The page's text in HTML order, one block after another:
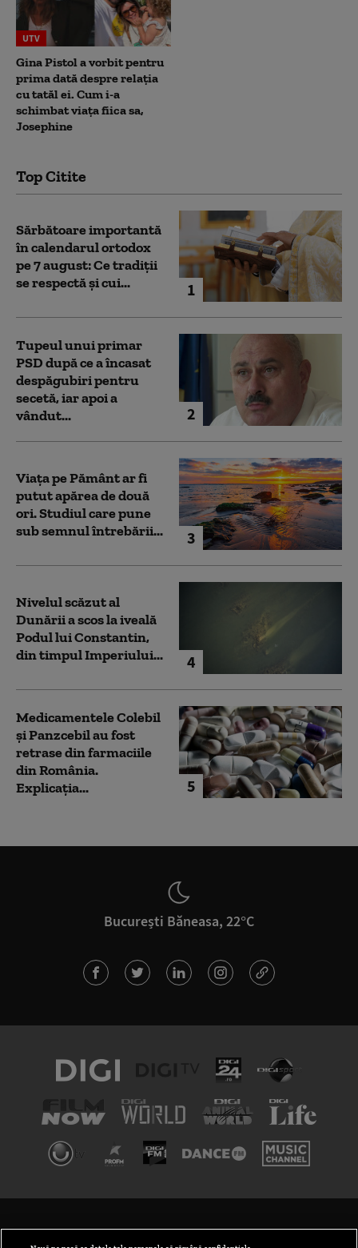
UTV
Gina Pistol a vorbit pentru
prima dată despre relația
cu tatăl ei. Cum i-a
schimbat viața fiica sa,
Josephine
Top Citite
1
Sărbătoare importantă
în calendarul ortodox
pe 7 august: Ce tradiții
se respectă și cui...
2
Tupeul unui primar
PSD după ce a încasat
despăgubiri pentru
secetă, iar apoi a
vândut...
3
Viața pe Pământ ar fi
putut apărea de două
ori. Studiul care pune
sub semnul întrebării...
4
Nivelul scăzut al
Dunării a scos la iveală
Podul lui Constantin,
din timpul Imperiului...
5
Medicamentele Colebil
și Panzcebil au fost
retrase din farmaciile
din România.
Explicația...
București Băneasa, 22°C